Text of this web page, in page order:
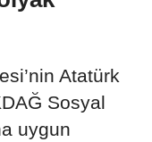
Atatürk
Sosyal
uygun